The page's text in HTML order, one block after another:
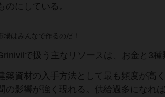
のにしている。
市場はみんなで作るのだ！
で扱う主なリソースは、お金と3種
築資材の入手方法として最も頻度が高
間の影響が強く現れる。供給過多になれ